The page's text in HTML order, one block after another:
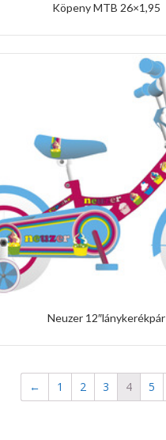
Köpeny MTB 26×1,95
Neuzer 12″lánykerékpár
← 1 2 3 4 5